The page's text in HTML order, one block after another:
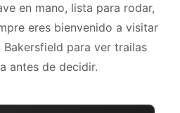
en mano, lista para rodar,
eres bienvenido a visitar
para ver trailas
antes de decidir.